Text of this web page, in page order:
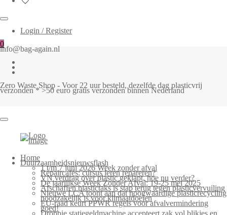
Login / Register
0
info@bag-again.nl
Zero Waste Shop - Voor 22 uur besteld, dezelfde dag plasticvrij
verzonden * >50 euro gratis verzonden binnen Nederland
Home
Duurzaamheidsnieuwsflash
1 t/m 7 juni 2026 Week zonder afval
Repaircafés: cursus leren repareren?
VN verdrag over plastic geklapt, hoe nu verder?
De jaarlijkse Week Zonder Afval: 19-25 mei 2025
Afschaffen plastictaks is stap terug tegen plasticvervuiling
Nieuwe LCA toont aan dat hoogwaardige plasticrecycling
noodzakelijk is voor klimaatdoelen
EU-raad keurt PPWR regels voor afvalvermindering
goed!